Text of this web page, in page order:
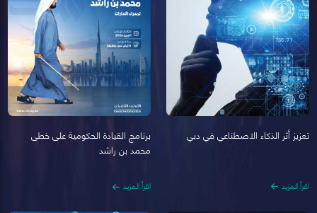
تعزيز أثر الذكاء الاصطناعي في دبي
اقرأ المزيد
برنامج القيادة الحكومية على خطى
محمد بن راشد
اقرأ المزيد